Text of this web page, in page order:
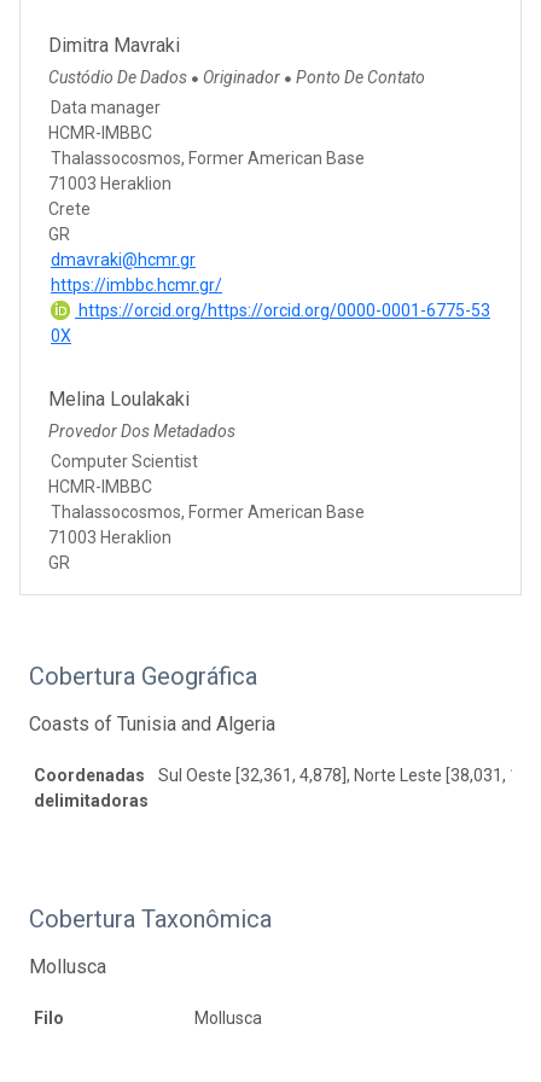
Dimitra Mavraki
Custódio De Dados ● Originador ● Ponto De Contato
Data manager
HCMR-IMBBC
Thalassocosmos, Former American Base
71003 Heraklion
Crete
GR
dmavraki@hcmr.gr
https://imbbc.hcmr.gr/
https://orcid.org/https://orcid.org/0000-0001-6775-53
0X
Melina Loulakaki
Provedor Dos Metadados
Computer Scientist
HCMR-IMBBC
Thalassocosmos, Former American Base
71003 Heraklion
GR
Cobertura Geográfica
Coasts of Tunisia and Algeria
Coordenadas
delimitadoras
Sul Oeste [32,361, 4,878], Norte Leste [38,031,
Cobertura Taxonômica
Mollusca
Filo Mollusca